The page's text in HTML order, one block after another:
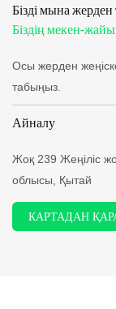
Бізді мына
Біздің мекен-
Осы жерден
табыңыз.
Айналу
Жоқ 239 Жеңіліс
облысы, Қытай
КАРТАДАН